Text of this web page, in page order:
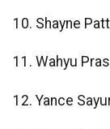
10. Shayne
11. Wahyu
12. Yance